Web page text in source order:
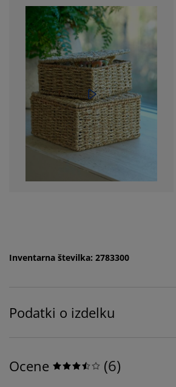
Inventarna številka: 2783300
Podatki o izdelku
Ocene (6)